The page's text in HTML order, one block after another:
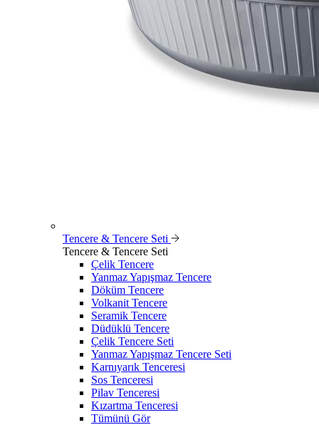
Tencere & Tencere Seti
Tencere & Tencere Seti
Çelik Tencere
Yanmaz Yapışmaz Tencere
Döküm Tencere
Volkanit Tencere
Seramik Tencere
Düdüklü Tencere
Çelik Tencere Seti
Yanmaz Yapışmaz Tencere Seti
Karnıyarık Tenceresi
Sos Tenceresi
Pilav Tenceresi
Kızartma Tenceresi
Tümünü Gör